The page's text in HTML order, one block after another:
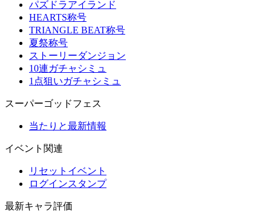
パズドラアイランド
HEARTS称号
TRIANGLE BEAT称号
夏祭称号
ストーリーダンジョン
10連ガチャシミュ
1点狙いガチャシミュ
スーパーゴッドフェス
当たりと最新情報
イベント関連
リセットイベント
ログインスタンプ
最新キャラ評価